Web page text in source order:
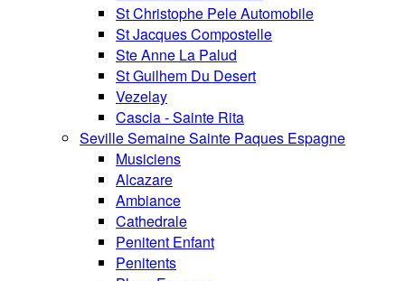
St Christophe Pele Automobile
St Jacques Compostelle
Ste Anne La Palud
St Guilhem Du Desert
Vezelay
Cascia - Sainte Rita
Seville Semaine Sainte Paques Espagne
Musiciens
Alcazare
Ambiance
Cathedrale
Penitent Enfant
Penitents